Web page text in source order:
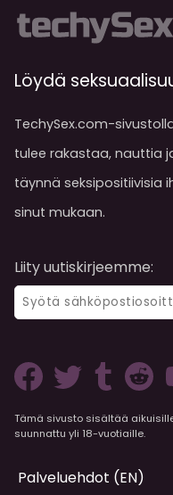
Löydä
TechySex.com-
tulee rakastaa, nauttia
täynnä seksipositiivisia
sinut mukaan.
Liity uutiskirjeemme:
Tämä sivusto sisältää
suunnattu yli 18-vuotiaille.
Palveluehdot (EN)